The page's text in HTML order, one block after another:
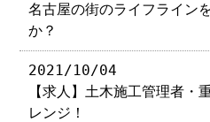
名古屋の街のライフライン
か？
2021/10/04
【求人】土木施工管理者・
レンジ！